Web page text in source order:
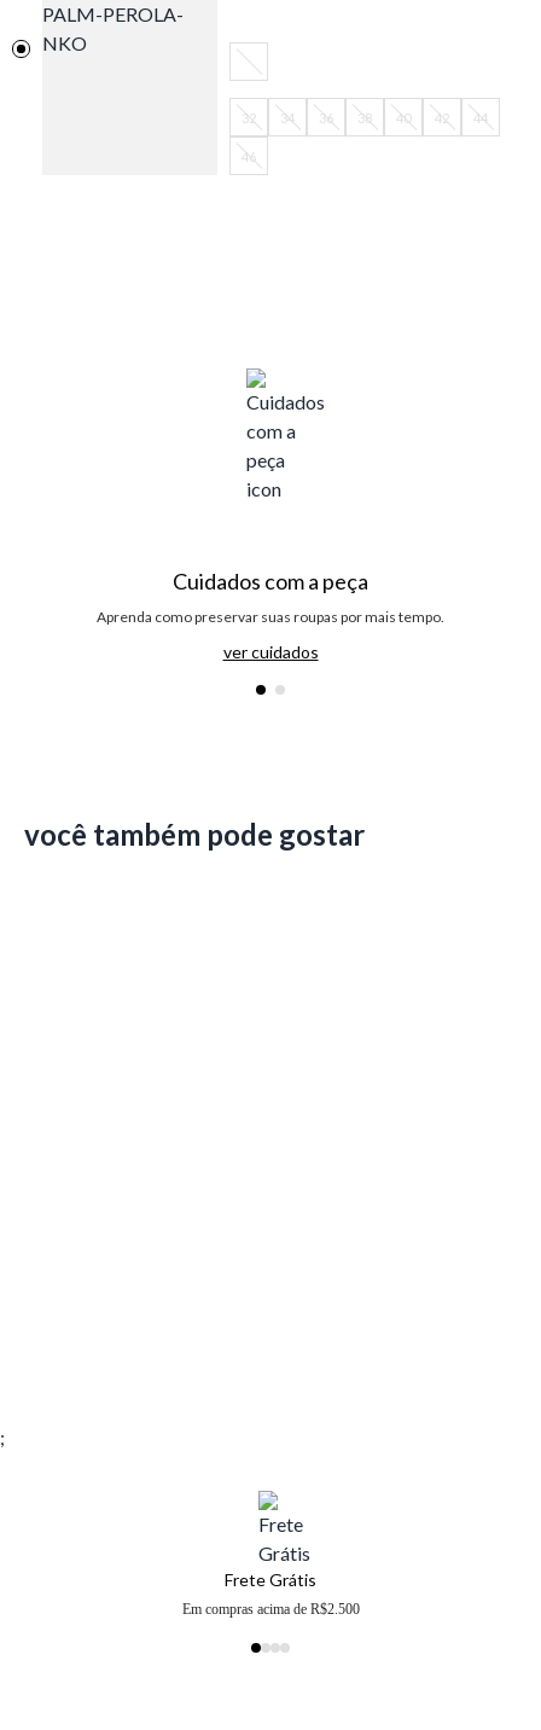
32 34 36 38 40 42 44
46
Cuidados com a peça
Aprenda como preservar suas roupas por mais tempo.
ver cuidados
você também pode gostar
;
Frete Grátis
Em compras acima de R$2.500